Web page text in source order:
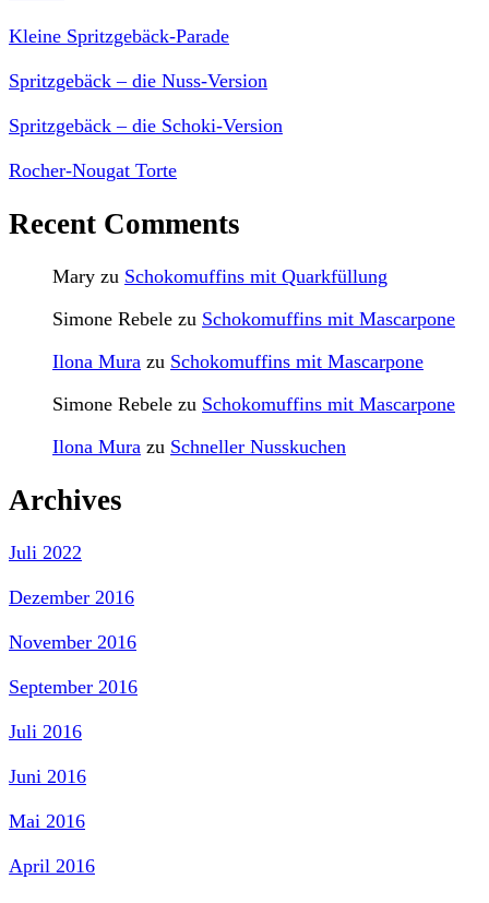
Kleine Spritzgebäck-Parade
Spritzgebäck – die Nuss-Version
Spritzgebäck – die Schoki-Version
Rocher-Nougat Torte
Recent Comments
Mary zu Schokomuffins mit Quarkfüllung
Simone Rebele zu Schokomuffins mit Mascarpone
Ilona Mura zu Schokomuffins mit Mascarpone
Simone Rebele zu Schokomuffins mit Mascarpone
Ilona Mura zu Schneller Nusskuchen
Archives
Juli 2022
Dezember 2016
November 2016
September 2016
Juli 2016
Juni 2016
Mai 2016
April 2016